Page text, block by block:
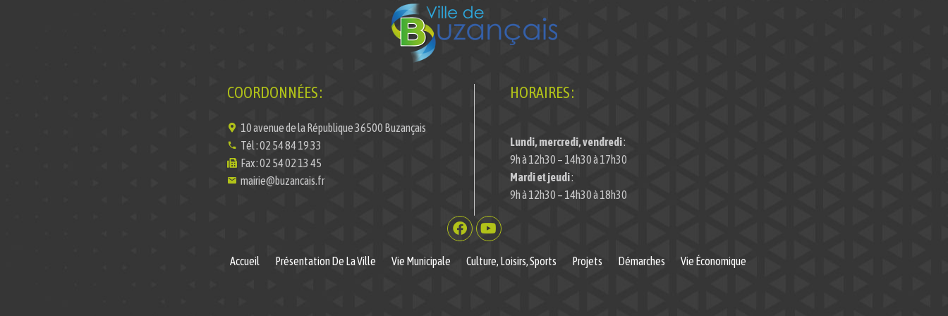
COORDONNÉES :
10 avenue de la République 36500 Buzançais
Tél : 02 54 84 19 33
Fax : 02 54 02 13 45
mairie@buzancais.fr
HORAIRES :
Lundi, mercredi, vendredi:
9h à 12h30 – 14h30 à 17h30
Mardi et jeudi:
9h à 12h30 – 14h30 à 18h30
Accueil Présentation De La Ville Vie Municipale Culture, Loisirs, Sports Projets Démarches Vie Économique